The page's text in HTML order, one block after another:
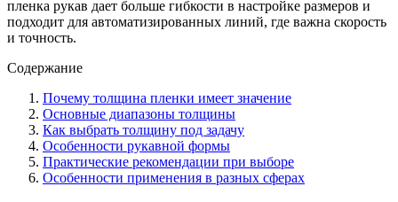
пленка рукав дает больше гибкости в настройке размеров и
подходит для автоматизированных линий, где важна скорость
и точность.
Содержание
Почему толщина пленки имеет значение
Основные диапазоны толщины
Как выбрать толщину под задачу
Особенности рукавной формы
Практические рекомендации при выборе
Особенности применения в разных сферах